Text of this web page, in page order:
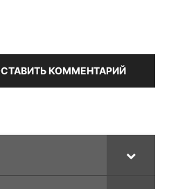
КОММЕНТАРИЙ